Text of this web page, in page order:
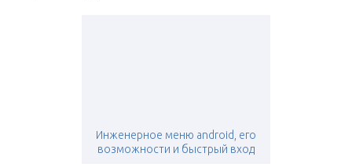
Инженерное меню android, его
возможности и быстрый вход